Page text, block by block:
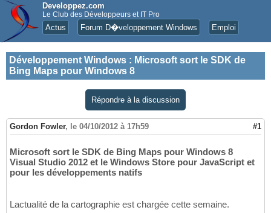
Developpez.com
Le Club des Développeurs et IT Pro
Actus Forum D�veloppement Windows Emploi
Développement Windows : Microsoft sort le SDK de
Bing Maps pour Windows 8
Répondre à la discussion
Gordon Fowler, le 04/10/2012 à 17h59 #1
Microsoft sort le SDK de Bing Maps pour Windows 8
Visual Studio 2012 et le Windows Store pour JavaScript et
pour les développements natifs
Lactualité de la cartographie est chargée cette semaine.